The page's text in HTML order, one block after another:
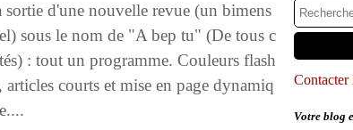
sortie d'une nouvelle revue (un bimens
sous le nom de "A bep tu" (De tous c
: tout un programme. Couleurs flash
articles courts et mise en page dynamiq
Contacter
Votre blog